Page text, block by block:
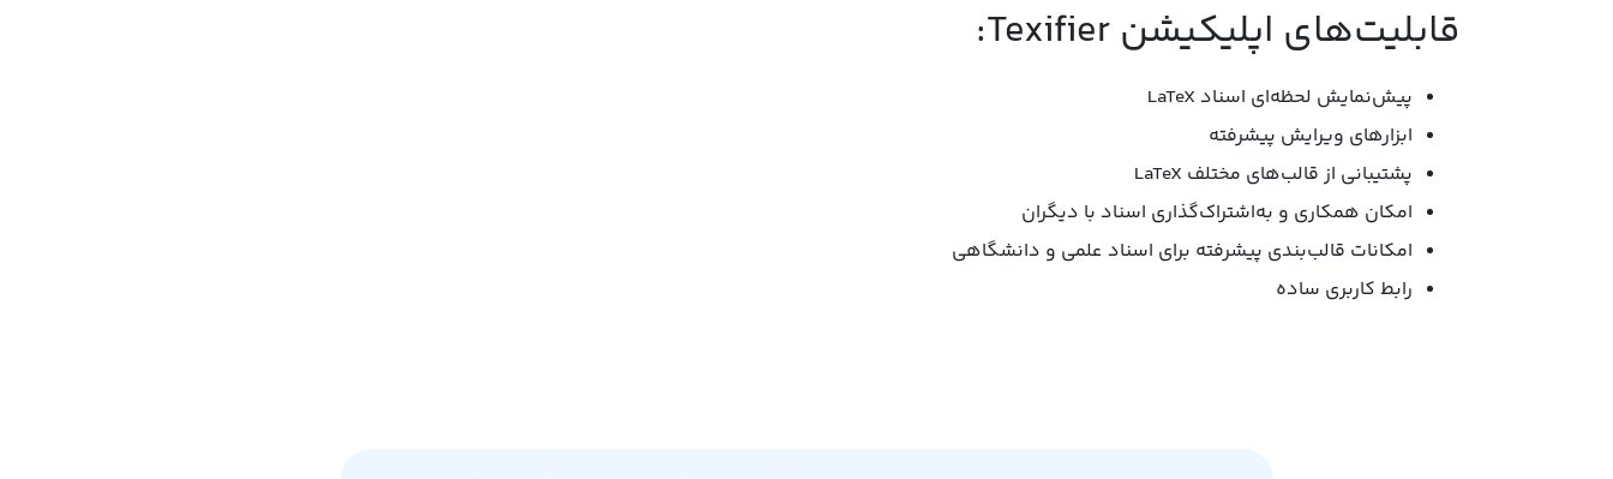
قابلیت‌های اپلیکیشن Texifier:
پیش‌نمایش لحظه‌ای اسناد LaTeX
ابزارهای ویرایش پیشرفته
پشتیبانی از قالب‌های مختلف LaTeX
امکان همکاری و به‌اشتراک‌گذاری اسناد با دیگران
امکانات قالب‌بندی پیشرفته برای اسناد علمی و دانشگاهی
رابط کاربری ساده